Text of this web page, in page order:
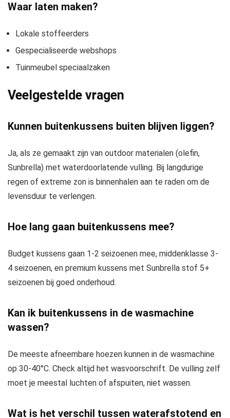
Waar laten maken?
Lokale stoffeerders
Gespecialiseerde webshops
Tuinmeubel speciaalzaken
Veelgestelde vragen
Kunnen buitenkussens buiten blijven liggen?
Ja, als ze gemaakt zijn van outdoor materialen (olefin,
Sunbrella) met waterdoorlatende vulling. Bij langdurige
regen of extreme zon is binnenhalen aan te raden om de
levensduur te verlengen.
Hoe lang gaan buitenkussens mee?
Budget kussens gaan 1-2 seizoenen mee, middenklasse 3-
4 seizoenen, en premium kussens met Sunbrella stof 5+
seizoenen bij goed onderhoud.
Kan ik buitenkussens in de wasmachine
wassen?
De meeste afneembare hoezen kunnen in de wasmachine
op 30-40°C. Check altijd het wasvoorschrift. De vulling zelf
moet je meestal luchten of afspuiten, niet wassen.
Wat is het verschil tussen waterafstotend en